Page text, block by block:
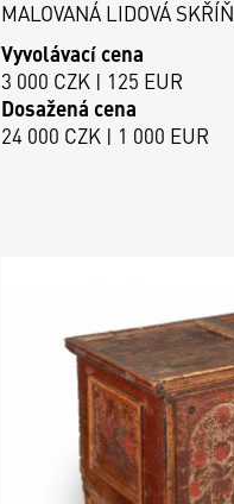
MALOVANÁ LIDOVÁ SKŘÍŇ
Vyvolávací cena
3 000 CZK | 125 EUR
Dosažená cena
24 000 CZK | 1 000 EUR